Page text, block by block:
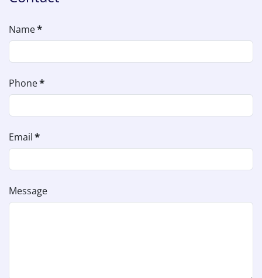
Name*
Phone*
Email*
Message